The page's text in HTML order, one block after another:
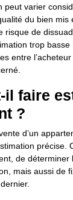
peut varier
du bien mis
risque de
trop basse
entre
il faire
?
d’un
précise.
de déterminer
mais aussi de